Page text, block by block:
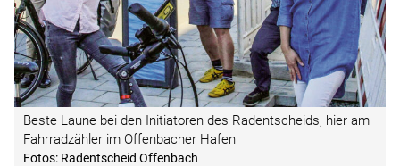
Beste Laune bei den Initiatoren des Radentscheids, hier am
Fahrradzähler im ­Offenbacher Hafen
Fotos: Radentscheid Offenbach